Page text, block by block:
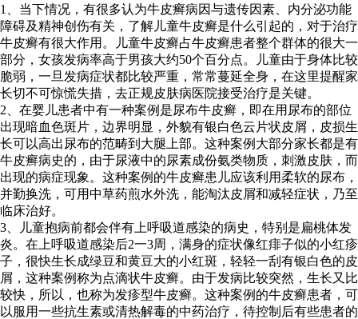
1、当下情况，有很多认为牛皮癣病因与遗传因素、内分泌功能
障碍及精神创伤有关，了解儿童牛皮癣是什么引起的，对于治疗
牛皮癣有很大作用。儿童牛皮癣占牛皮癣患者整个群体的很大一
部分，女孩发病率高于男孩大约50个百分点。儿童由于身体比较
脆弱，一旦发病症状都比较严重，常常蔓延全身，在这里提醒家
长切不可惊慌失措，去正规皮肤病医院接受治疗是关键。
2、在婴儿患者中有一种案例是尿布牛皮癣，即在用尿布的部位
出现暗血色斑片，边界明显，外貌有银白色云片状皮屑，皮损生
长可以高出尿布的范畴到大腿上部。这种案例大部分家长都是有
牛皮癣病史的，由于尿液中的尿素成份氨类物质，刺激皮肤，而
出现的病症现象。这种案例的牛皮癣患儿应该利用柔软的尿布，
并勤换洗，可用中草药煎水外洗，能淘汰皮屑和减轻症状，乃至
临床治好。
3、儿童抱病前都会伴有上呼吸道感染的病史，特别是扁桃体发
炎。在上呼吸道感染后2一3周，满身的症状像红痱子似的小红疹
子，很快生长成绿豆和黄豆大的小红斑，轻轻一刮有银白色的皮
屑，这种案例称为点滴状牛皮癣。由于发病比较突然，生长又比
较快，所以，也称为发疹型牛皮癣。这种案例的牛皮癣患者，可
以服用一些抗生素或清热解毒的中药治疗，待控制后有些患者的